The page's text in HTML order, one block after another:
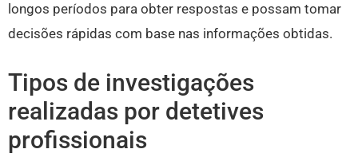
longos períodos para obter respostas e possam tomar
decisões rápidas com base nas informações obtidas.
Tipos de investigações
realizadas por detetives
profissionais